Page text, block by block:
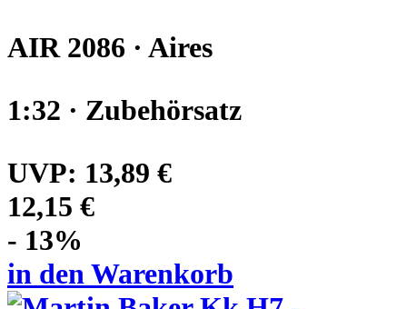
AIR 2086 · Aires
1:32 · Zubehörsatz
UVP: 13,89 €
12,15 €
- 13%
in den Warenkorb